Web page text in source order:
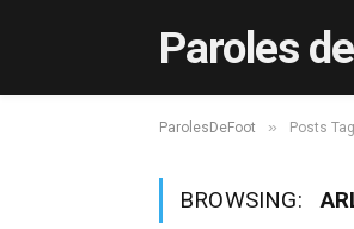
Paroles
ParolesDeFoot » Posts
BROWSING: